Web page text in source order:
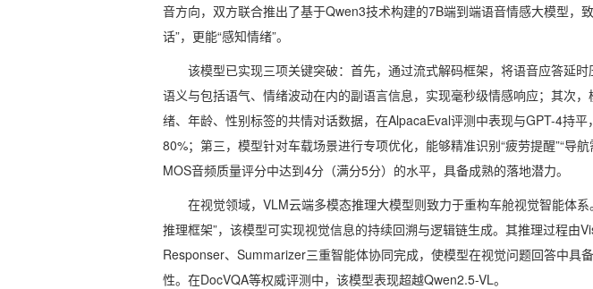
音方向，双方联合推出了基于Qwen3技术构建的7B端到端语音情感大模型，
话”，更能“感知情绪”。
该模型已实现三项关键突破：首先，通过流式解码框架，将语音应答延
语义与包括语气、情绪波动在内的副语言信息，实现毫秒级情感响应；其次
绪、年龄、性别标签的共情对话数据，在AlpacaEval评测中表现与GPT-4持
80%；第三，模型针对车载场景进行专项优化，能够精准识别“疲劳提醒”“导
MOS音频质量评分中达到4分（满分5分）的水平，具备成熟的落地潜力。
在视觉领域，VLM云端多模态推理大模型则致力于重构车舱视觉智能体
推理框架”，该模型可实现视觉信息的持续回溯与逻辑链生成。其推理过程由
Responser、Summarizer三重智能体协同完成，使模型在视觉问题回答中具
性。在DocVQA等权威评测中，该模型表现超越Qwen2.5-VL。